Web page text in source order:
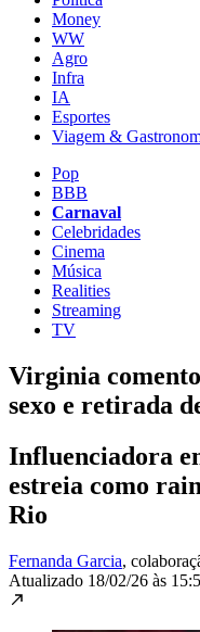
Money
WW
Agro
Infra
IA
Esportes
Viagem &
Pop
BBB
Carnaval
Celebridades
Cinema
Música
Realities
Streaming
TV
Virginia
sexo e retirada
Influenciadora
estreia como
Rio
Fernanda Garcia,
Atualizado 18/02/26 às